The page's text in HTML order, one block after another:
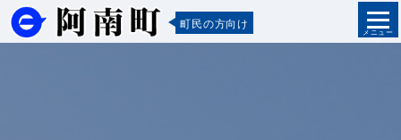
町民の方向け
メニュー